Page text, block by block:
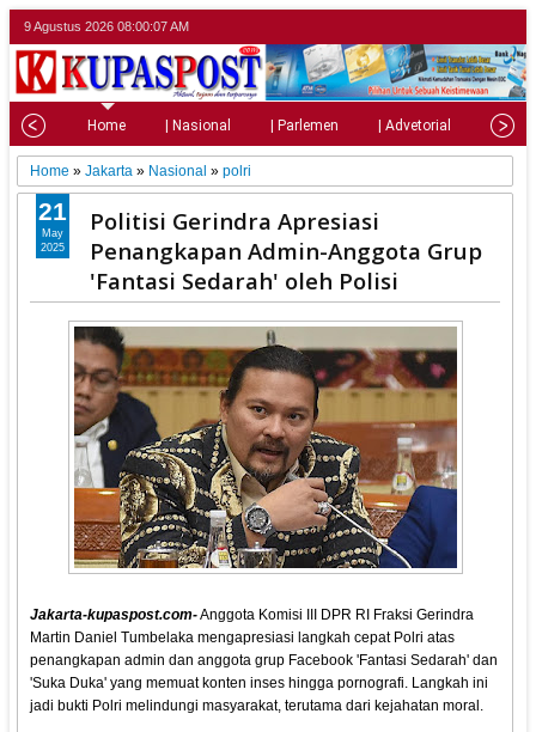
9 Agustus 2026 08:00:09 AM
Home | Nasional | Parlemen | Advetorial |
Home »Jakarta » Nasional »polri
Politisi Gerindra Apresiasi
Penangkapan Admin-Anggota Grup
'Fantasi Sedarah' oleh Polisi
Jakarta-kupaspost.com-Anggota Komisi III DPR RI Fraksi Gerindra
Martin Daniel Tumbelaka mengapresiasi langkah cepat Polri atas
penangkapan admin dan anggota grup Facebook 'Fantasi Sedarah' dan
'Suka Duka' yang memuat konten inses hingga pornografi. Langkah ini
jadi bukti Polri melindungi masyarakat, terutama dari kejahatan moral.
21
May
2025